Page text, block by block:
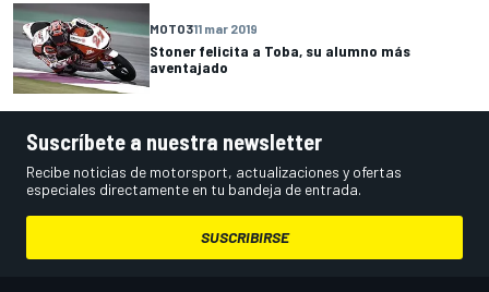
MOTO311 mar 2019
Stoner felicita a Toba, su alumno más
aventajado
Suscríbete a nuestra newsletter
Recibe noticias de motorsport, actualizaciones y ofertas
especiales directamente en tu bandeja de entrada.
SUSCRIBIRSE